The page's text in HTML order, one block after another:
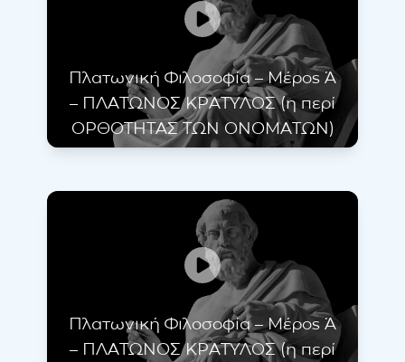
Πλατωνική Φιλοσοφία – Μέρος Ά
– ΠΛΑΤΩΝΟΣ ΚΡΑΤΥΛΟΣ (η περί
ΟΡΘΟΤΗΤΑΣ ΤΩΝ ΟΝΟΜΑΤΩΝ)
Πλατωνική Φιλοσοφία – Μέρος Ά
– ΠΛΑΤΩΝΟΣ ΚΡΑΤΥΛΟΣ (η περί